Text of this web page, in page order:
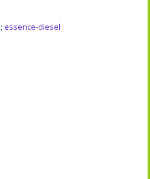
;essence-diesel